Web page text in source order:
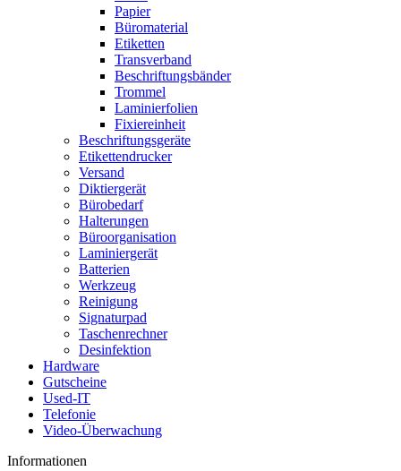
Papier
Büromaterial
Etiketten
Transverband
Beschriftungsbänder
Trommel
Laminierfolien
Fixiereinheit
Beschriftungsgeräte
Etikettendrucker
Versand
Diktiergerät
Bürobedarf
Halterungen
Büroorganisation
Laminiergerät
Batterien
Werkzeug
Reinigung
Signaturpad
Taschenrechner
Desinfektion
Hardware
Gutscheine
Used-IT
Telefonie
Video-Überwachung
Informationen